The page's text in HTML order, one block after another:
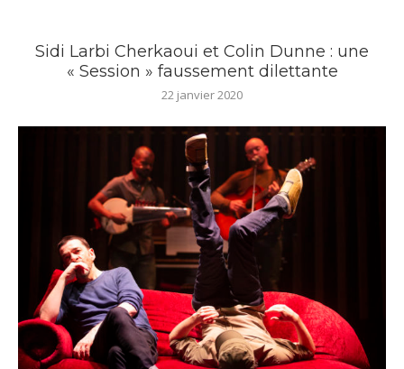
Sidi Larbi Cherkaoui et Colin Dunne : une
« Session » faussement dilettante
22 janvier 2020